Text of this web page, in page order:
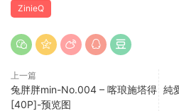
ZinieQ
上一篇
兔胖胖min-No.004 – 喀琅施塔得
[40P]-预览图
純